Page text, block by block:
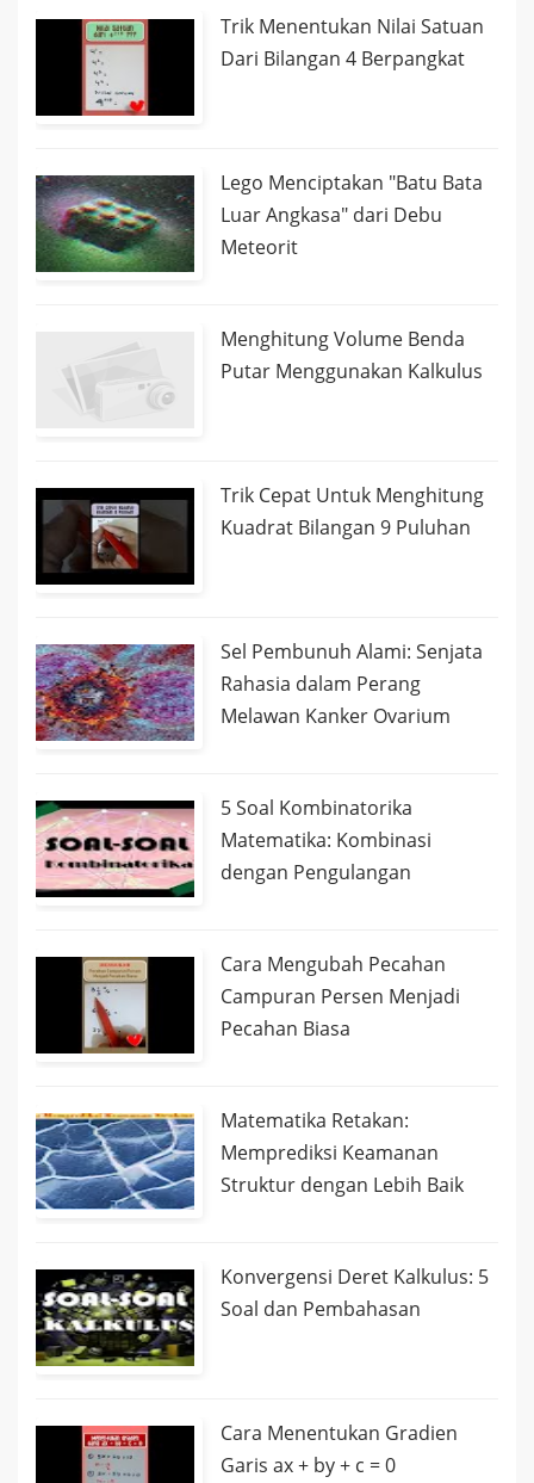
Trik Menentukan Nilai Satuan
Dari Bilangan 4 Berpangkat
Lego Menciptakan "Batu Bata
Luar Angkasa" dari Debu
Meteorit
Menghitung Volume Benda
Putar Menggunakan Kalkulus
Trik Cepat Untuk Menghitung
Kuadrat Bilangan 9 Puluhan
Sel Pembunuh Alami: Senjata
Rahasia dalam Perang
Melawan Kanker Ovarium
5 Soal Kombinatorika
Matematika: Kombinasi
dengan Pengulangan
Cara Mengubah Pecahan
Campuran Persen Menjadi
Pecahan Biasa
Matematika Retakan:
Memprediksi Keamanan
Struktur dengan Lebih Baik
Konvergensi Deret Kalkulus: 5
Soal dan Pembahasan
Cara Menentukan Gradien
Garis ax + by + c = 0